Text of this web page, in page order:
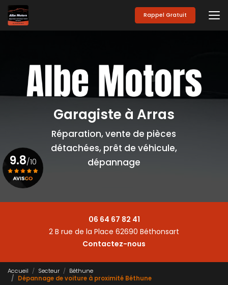
Aller
au
contenu
principal
Rappel Gratuit
Garagiste à Arras
Réparation, vente de pièces
détachées, prêt de véhicule,
dépannage
06 64 67 82 41
2 B rue de la Place 62690 Béthonsart
Contactez-nous
9.8/10
Accueil Secteur
Béthune
Dépannage de voiture à proximité Béthune